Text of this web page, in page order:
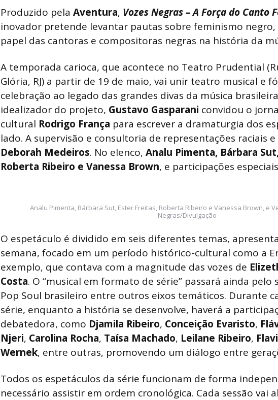
Produzido pela Aventura, Vozes Negras – A Força do Canto
inovador pretende levantar pautas sobre feminismo
papel das cantoras e compositoras negras na história da
A temporada carioca, que acontece no Teatro Prudential
Glória, RJ) a partir de 19 de maio, vai unir teatro musical e
celebração ao legado das grandes divas da música
idealizador do projeto, Gustavo Gasparani convidou o
cultural Rodrigo França para escrever a dramaturgia dos
lado. A supervisão e consultoria de representações raciais
Deborah Medeiros. No elenco, Analu Pimenta, Bárbara
Roberta Ribeiro e Vanessa Brown, e participações
Analu Pimenta, Bárbara Sut, Ester Freitas, Roberta Ribeiro e Vanessa Brown, e
Negras/Divulgação
O espetáculo é dividido em seis diferentes temas,
semana, focado em um período histórico-cultural como a
exemplo, que contava com a magnitude das vozes de
Costa. O “musical em formato de série” passará ainda pelo
Pop Soul brasileiro entre outros eixos temáticos. Durante
série, enquanto a história se desenvolve, haverá a
debatedora, como Djamila Ribeiro, Conceição Evaristo,
Njeri, Carolina Rocha, Taísa Machado, Leilane Ribeiro,
Wernek, entre outras, promovendo um diálogo entre
Todos os espetáculos da série funcionam de forma
necessário assistir em ordem cronológica. Cada sessão vai